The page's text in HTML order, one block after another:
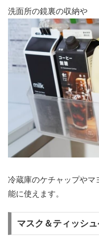
洗面所の鏡裏の収納や
冷蔵庫のケチャップやマ
能に使えます。
マスク＆ティッシ